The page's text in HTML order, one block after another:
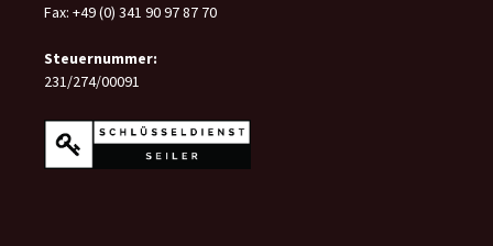
Fax: +49 (0) 341 90 97 87 70
Steuernummer:
231/274/00091